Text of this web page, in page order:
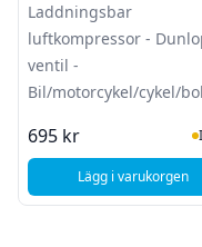
Bil/motorcykel/cykel/boll
Lufttrycksmätare
Laddningsbar
luftkompressor -
ventil -
Bil/motorcykel/cykel/
695 kr I
Lägg i varukorgen
, Nedis